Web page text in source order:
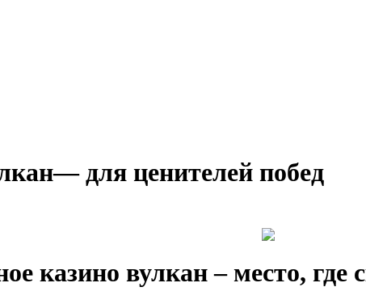
для ценителей побед
казино вулкан – место, где